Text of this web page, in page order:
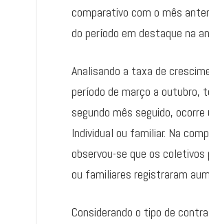
comparativo com o mês
do período em destaque na
Analisando a taxa de
período de março a outubro,
segundo mês seguido,
Individual ou familiar. Na
observou-se que os
ou familiares registraram
Considerando o tipo de